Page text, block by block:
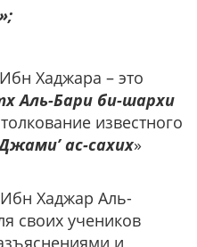
Хаджара – это
Аль-Бари би-шархи
известного
ас-сахих»
Хаджар Аль-
своих учеников
и